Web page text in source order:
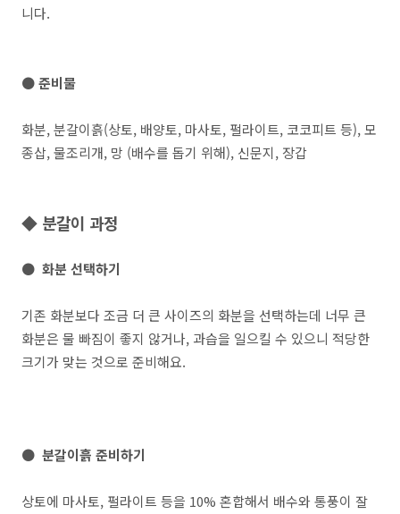
니다.
● 준비물
화분, 분갈이흙(상토, 배양토, 마사토, 펄라이트, 코코피트 등), 모
종삽, 물조리개, 망 (배수를 돕기 위해), 신문지, 장갑
◆ 분갈이 과정
● 화분 선택하기
기존 화분보다 조금 더 큰 사이즈의 화분을 선택하는데 너무 큰
화분은 물 빠짐이 좋지 않거나, 과습을 일으킬 수 있으니 적당한
크기가 맞는 것으로 준비해요.
● 분갈이흙 준비하기
상토에 마사토, 펄라이트 등을 10% 혼합해서 배수와 통풍이 잘